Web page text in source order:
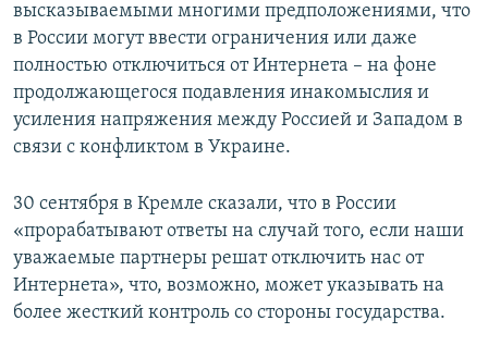
высказываемыми многими предположениями, что
в России могут ввести ограничения или даже
полностью отключиться от Интернета – на фоне
продолжающегося подавления инакомыслия и
усиления напряжения между Россией и Западом в
связи с конфликтом в Украине.
30 сентября в Кремле сказали, что в России
«прорабатывают ответы на случай того, если наши
уважаемые партнеры решат отключить нас от
Интернета», что, возможно, может указывать на
более жесткий контроль со стороны государства.